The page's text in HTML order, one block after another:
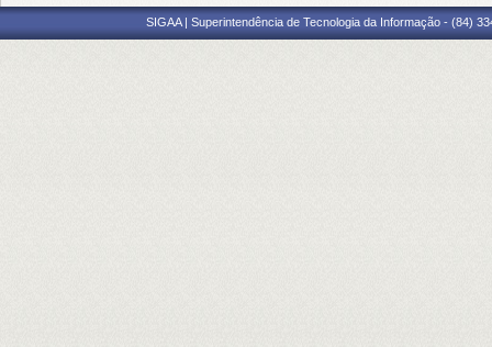
SIGAA | Superintendência de Tecnologia da Informação - (84)